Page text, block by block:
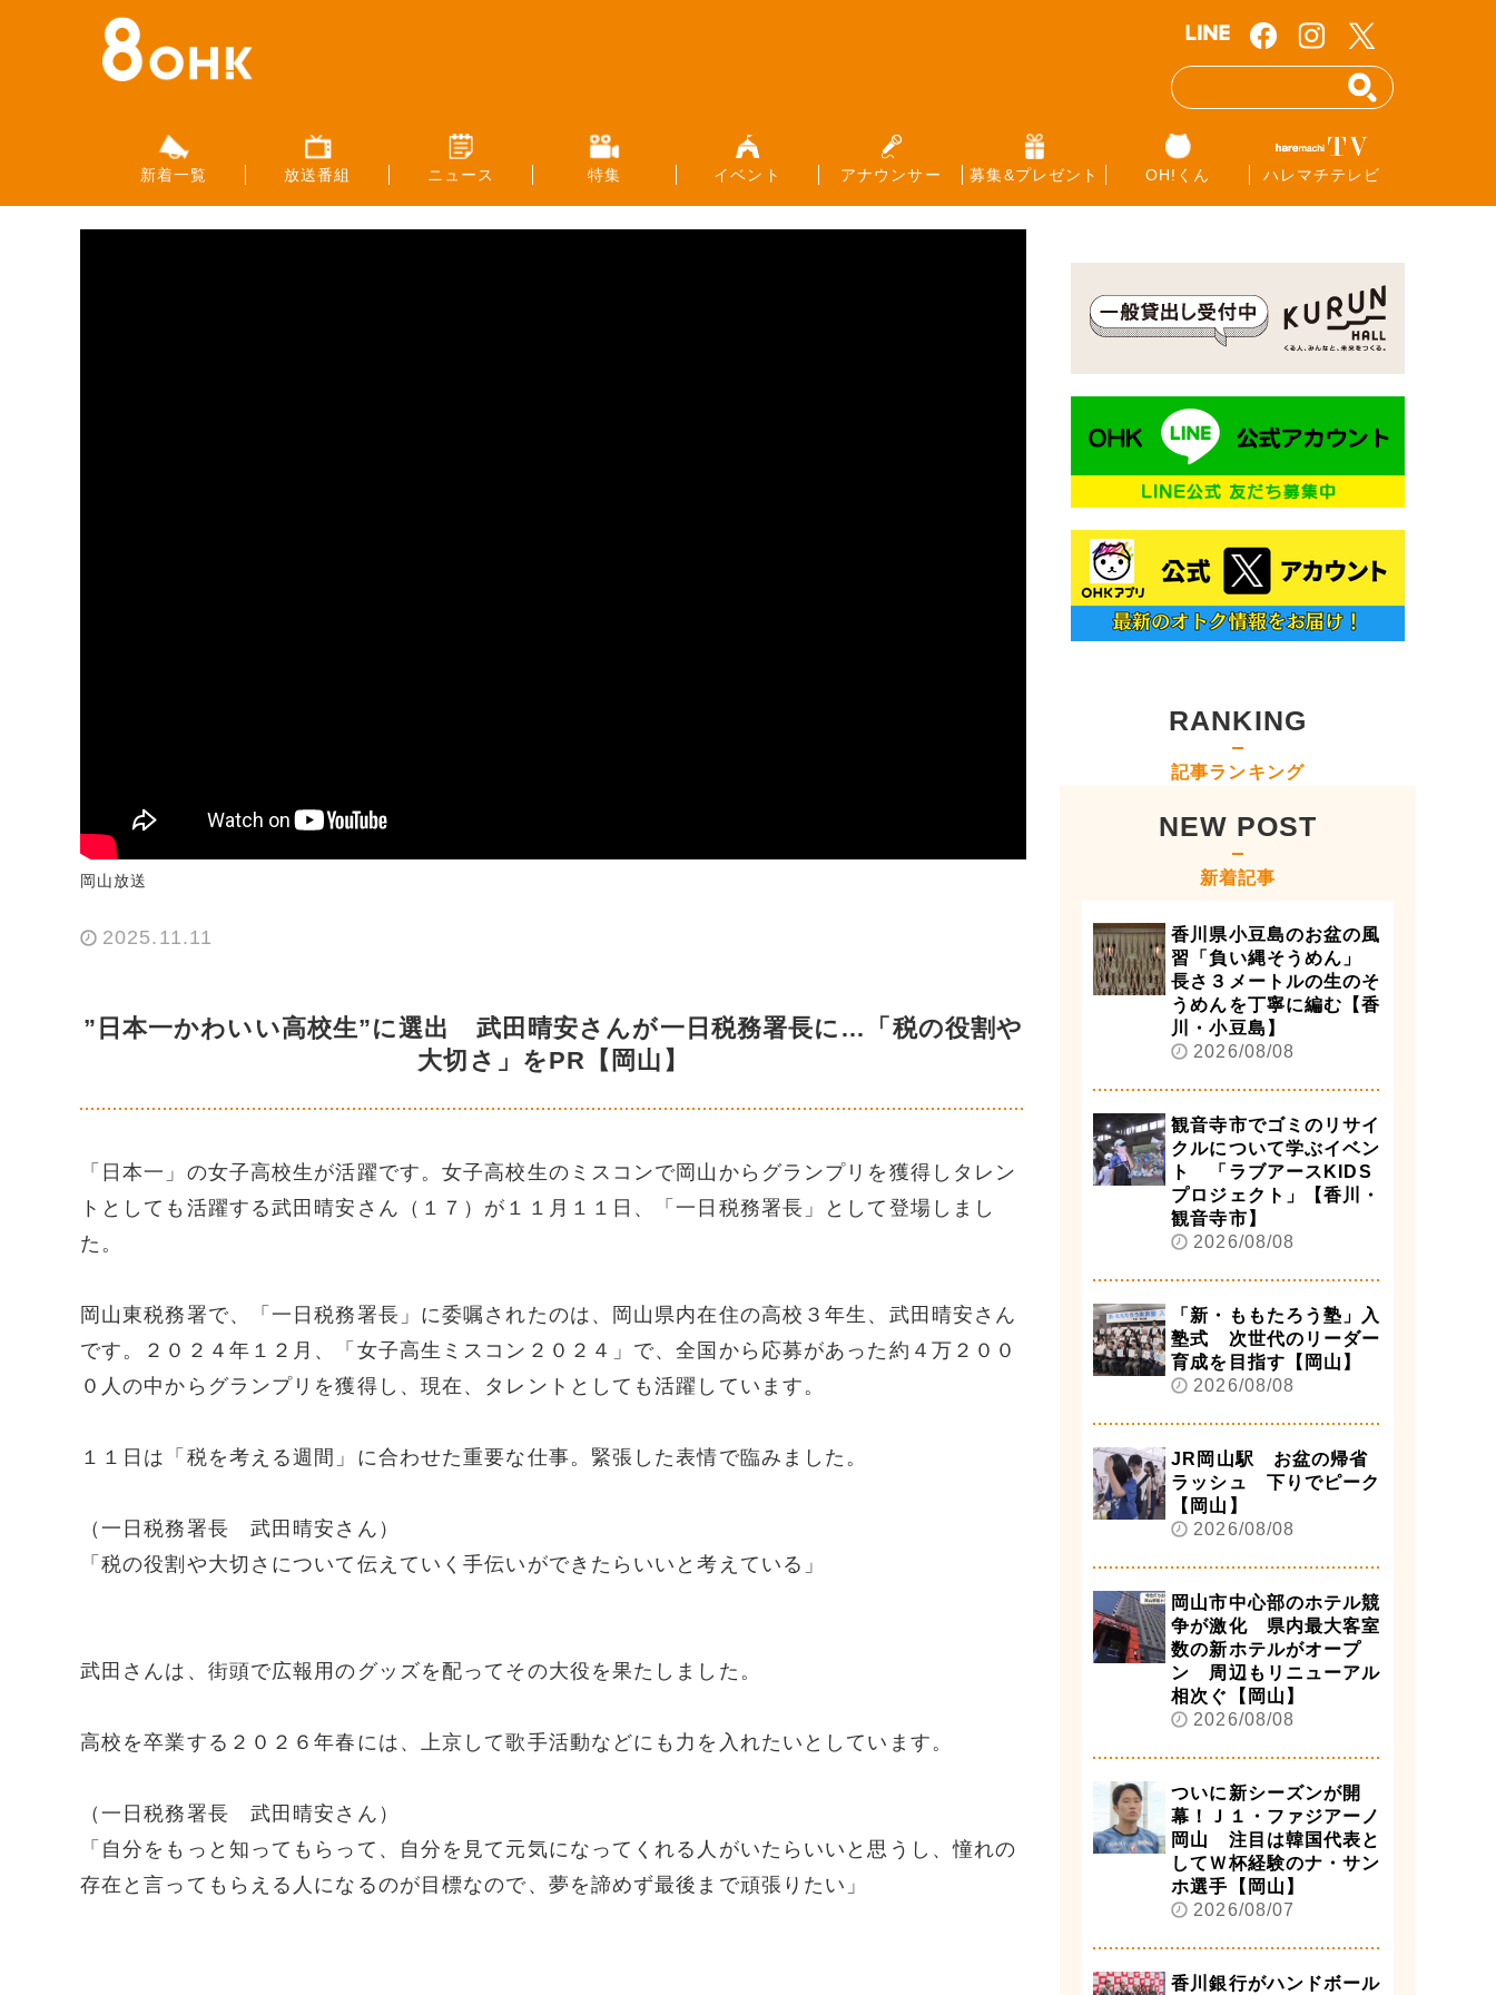
新着一覧 放送番組 ニュース 特集 イベント アナウンサー 募集&プレゼント OH!くん ハレマチテレビ
岡山放送
2025.11.11
”日本一かわいい高校生”に選出 武田晴安さんが一日税務署長に…「税の役割や
大切さ」をPR【岡山】
「日本一」の女子高校生が活躍です。女子高校生のミスコンで岡山からグランプリを獲得しタレン
トとしても活躍する武田晴安さん（１７）が１１月１１日、「一日税務署長」として登場しまし
た。
岡山東税務署で、「一日税務署長」に委嘱されたのは、岡山県内在住の高校３年生、武田晴安さん
です。２０２４年１２月、「女子高生ミスコン２０２４」で、全国から応募があった約４万２００
０人の中からグランプリを獲得し、現在、タレントとしても活躍しています。
１１日は「税を考える週間」に合わせた重要な仕事。緊張した表情で臨みました。
（一日税務署長 武田晴安さん）
「税の役割や大切さについて伝えていく手伝いができたらいいと考えている」
武田さんは、街頭で広報用のグッズを配ってその大役を果たしました。
高校を卒業する２０２６年春には、上京して歌手活動などにも力を入れたいとしています。
（一日税務署長 武田晴安さん）
「自分をもっと知ってもらって、自分を見て元気になってくれる人がいたらいいと思うし、憧れの
存在と言ってもらえる人になるのが目標なので、夢を諦めず最後まで頑張りたい」
RANKING
記事ランキング
NEW POST
新着記事
香川県小豆島のお盆の風
習「負い縄そうめん」
長さ３メートルの生のそ
うめんを丁寧に編む【香
川・小豆島】
2026/08/08
観音寺市でゴミのリサイ
クルについて学ぶイベン
ト 「ラブアースKIDS
プロジェクト」【香川・
観音寺市】
2026/08/08
「新・ももたろう塾」入
塾式 次世代のリーダー
育成を目指す【岡山】
2026/08/08
JR岡山駅 お盆の帰省
ラッシュ 下りでピーク
【岡山】
2026/08/08
岡山市中心部のホテル競
争が激化 県内最大客室
数の新ホテルがオープ
ン 周辺もリニューアル
相次ぐ【岡山】
2026/08/08
ついに新シーズンが開
幕！Ｊ１・ファジアーノ
岡山 注目は韓国代表と
してＷ杯経験のナ・サン
ホ選手【岡山】
2026/08/07
香川銀行がハンドボール